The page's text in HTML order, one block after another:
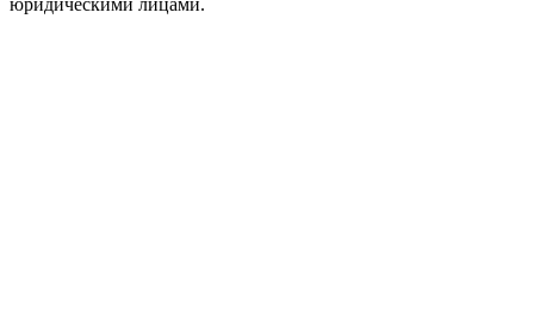
юридическими лицами.